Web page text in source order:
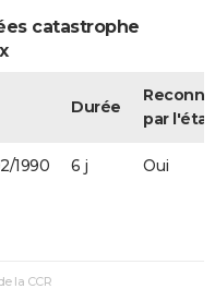
catastrophe
Durée
par l'état
1990 6 j Oui
la CCR